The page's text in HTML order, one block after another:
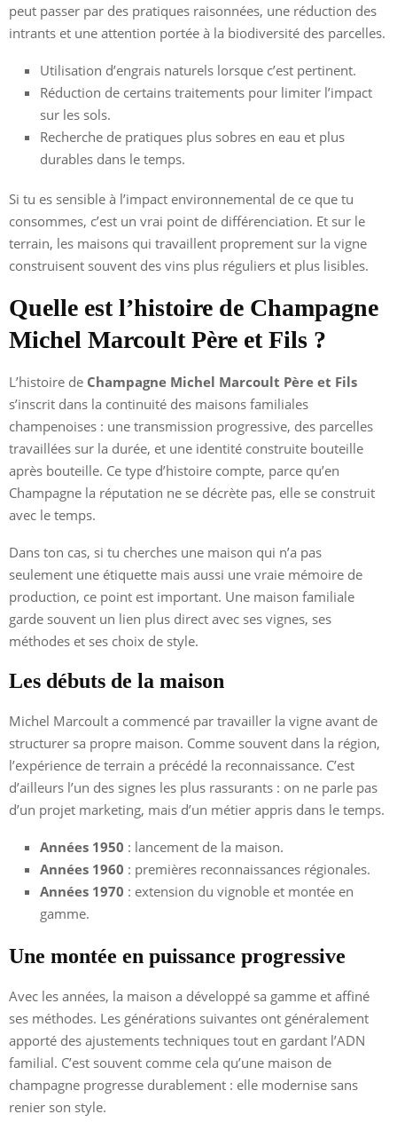
peut passer par des pratiques raisonnées, une réduction des
intrants et une attention portée à la biodiversité des parcelles.
Utilisation d’engrais naturels lorsque c’est pertinent.
Réduction de certains traitements pour limiter l’impact
sur les sols.
Recherche de pratiques plus sobres en eau et plus
durables dans le temps.
Si tu es sensible à l’impact environnemental de ce que tu
consommes, c’est un vrai point de différenciation. Et sur le
terrain, les maisons qui travaillent proprement sur la vigne
construisent souvent des vins plus réguliers et plus lisibles.
Quelle est l’histoire de Champagne
Michel Marcoult Père et Fils ?
L’histoire de Champagne Michel Marcoult Père et Fils
s’inscrit dans la continuité des maisons familiales
champenoises : une transmission progressive, des parcelles
travaillées sur la durée, et une identité construite bouteille
après bouteille. Ce type d’histoire compte, parce qu’en
Champagne la réputation ne se décrète pas, elle se construit
avec le temps.
Dans ton cas, si tu cherches une maison qui n’a pas
seulement une étiquette mais aussi une vraie mémoire de
production, ce point est important. Une maison familiale
garde souvent un lien plus direct avec ses vignes, ses
méthodes et ses choix de style.
Les débuts de la maison
Michel Marcoult a commencé par travailler la vigne avant de
structurer sa propre maison. Comme souvent dans la région,
l’expérience de terrain a précédé la reconnaissance. C’est
d’ailleurs l’un des signes les plus rassurants : on ne parle pas
d’un projet marketing, mais d’un métier appris dans le temps.
Années 1950 : lancement de la maison.
Années 1960 : premières reconnaissances régionales.
Années 1970 : extension du vignoble et montée en
gamme.
Une montée en puissance progressive
Avec les années, la maison a développé sa gamme et affiné
ses méthodes. Les générations suivantes ont généralement
apporté des ajustements techniques tout en gardant l’ADN
familial. C’est souvent comme cela qu’une maison de
champagne progresse durablement : elle modernise sans
renier son style.